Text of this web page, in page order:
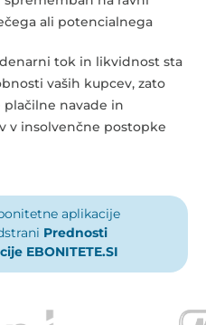
ali potencialnega
tok in likvidnost sta
vaših kupcev, zato
navade in
v insolvenčne postopke
aplikacije
Prednosti
EBONITETE.SI